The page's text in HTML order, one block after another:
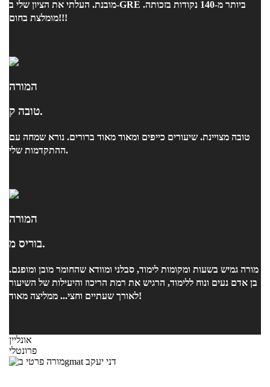
מובנת. העלתי את הציון שלי ב-GRE ביותר מ-140 נקודות בזכותה.
מומלצת בחום!!!
המורה
טובה ק.
טובה מצויינת. שיעורים כייפים ומאוד מאוד ברורים. נורא שמחה עם
ההתקדמות שלי.
המורה
בוריס מ.
מורה גמיש בשעות ומקומות לימוד, סבלני ומוודא שהחומר מובן ומופנם.
בן אדם נעים ונוח ללימוד, הרגיש את רמת הריכוז והיעילות של השיעור
לאורך שעתיים וחצי... ממליצה מאוד!
אונליין
פרונטלי